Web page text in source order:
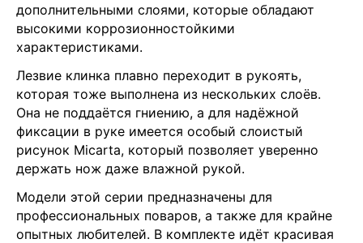
дополнительными слоями, которые обладают
высокими коррозионностойкими
характеристиками.
Лезвие клинка плавно переходит в рукоять,
которая тоже выполнена из нескольких слоёв.
Она не поддаётся гниению, а для надёжной
фиксации в руке имеется особый слоистый
рисунок Micarta, который позволяет уверенно
держать нож даже влажной рукой.
Модели этой серии предназначены для
профессиональных поваров, а также для крайне
опытных любителей. В комплекте идёт красивая